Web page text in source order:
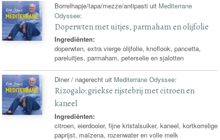
Borrelhapje/tapa/mezze/antipasti uit Mediterrane
Odyssee:
Doperwten met uitjes, parmaham en olijfolie
Ingrediënten:
doperwten, extra vierge olijfolie, knoflook, pancetta,
pareluitjes, parmaham, peterselie en sjalotten
Diner / nagerecht uit Mediterrane Odyssee:
Rizogalo: griekse rijstebrij met citroen en
kaneel
Ingrediënten:
citroen, eierdooier, fijne kristalsuiker, kaneel, kortkorrelige
paprijst, maïzena, rozenwater en volle melk